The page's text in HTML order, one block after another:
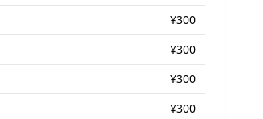
¥300
¥300
¥300
¥300